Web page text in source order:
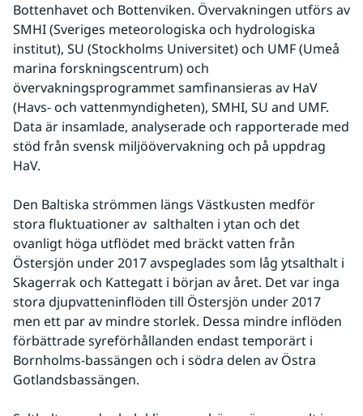
Bottenhavet och Bottenviken. Övervakningen utförs av
SMHI (Sveriges meteorologiska och hydrologiska
institut), SU (Stockholms Universitet) och UMF (Umeå
marina forskningscentrum) och
övervakningsprogrammet samfinansieras av HaV
(Havs- och vattenmyndigheten), SMHI, SU and UMF.
Data är insamlade, analyserade och rapporterade med
stöd från svensk miljöövervakning och på uppdrag
HaV.
Den Baltiska strömmen längs Västkusten medför
stora fluktuationer av  salthalten i ytan och det
ovanligt höga utflödet med bräckt vatten från
Östersjön under 2017 avspeglades som låg ytsalthalt i
Skagerrak och Kattegatt i början av året. Det var inga
stora djupvatteninflöden till Östersjön under 2017
men ett par av mindre storlek. Dessa mindre inflöden
förbättrade syreförhållanden endast temporärt i
Bornholms-bassängen och i södra delen av Östra
Gotlandsbassängen.